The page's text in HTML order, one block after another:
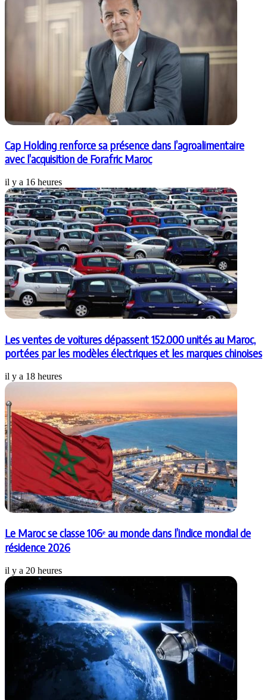
Cap Holding renforce sa présence dans l’agroalimentaire
avec l’acquisition de Forafric Maroc
il y a 16 heures
Les ventes de voitures dépassent 152.000 unités au Maroc,
portées par les modèles électriques et les marques chinoises
il y a 18 heures
Le Maroc se classe 106ᵉ au monde dans l’indice mondial de
résidence 2026
il y a 20 heures